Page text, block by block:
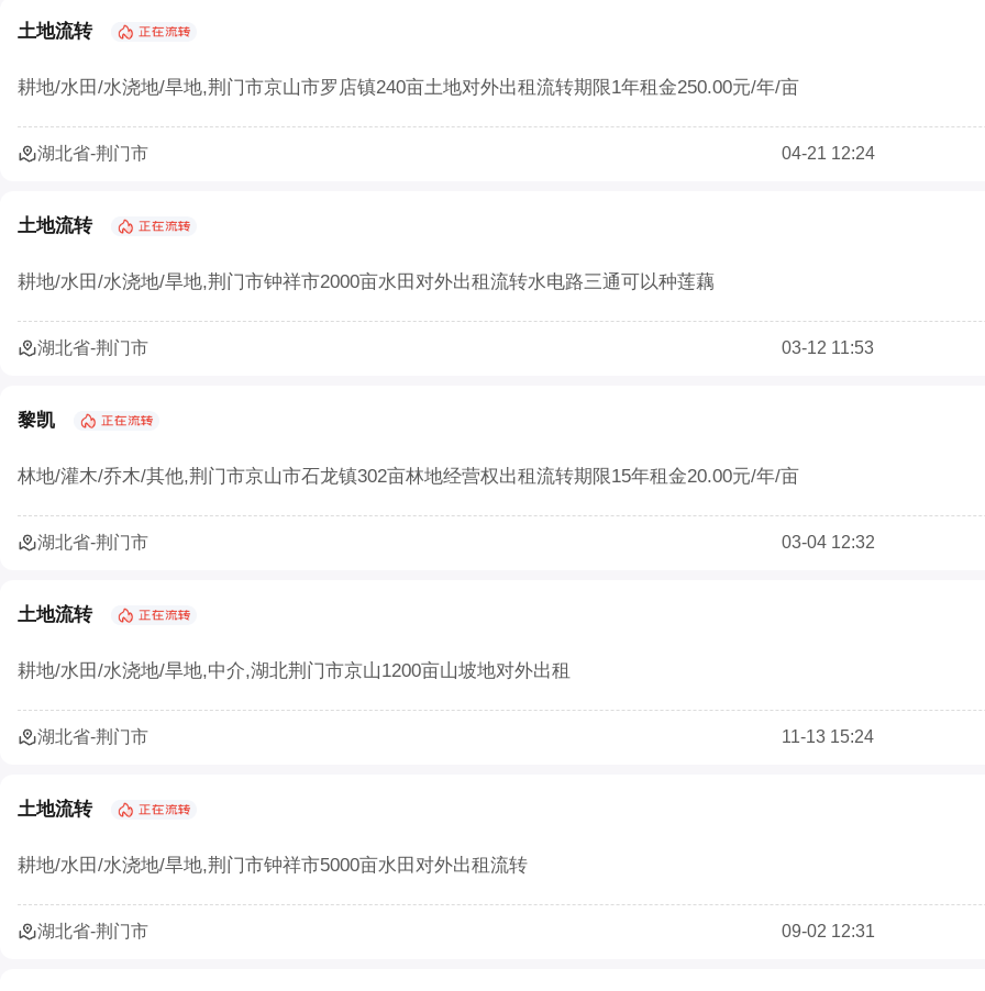
确保承包地经营权流转价格合理
土地流转怎样实施才能实现效益最大化？
北京市农村土地经营权流转价格模型正式发布
宁夏二轮土地延包1634万余亩承包农户涉及100万余户
土地流转
耕地/水田/水浇地/旱地,荆门市京山市罗店镇240亩土地对外出租流转期限1年租金250.00元/年/亩
湖北省-荆门市 04-21 12:24
土地流转
耕地/水田/水浇地/旱地,荆门市钟祥市2000亩水田对外出租流转水电路三通可以种莲藕
湖北省-荆门市 03-12 11:53
黎凯
林地/灌木/乔木/其他,荆门市京山市石龙镇302亩林地经营权出租流转期限15年租金20.00元/年/亩
湖北省-荆门市 03-04 12:32
土地流转
耕地/水田/水浇地/旱地,中介,湖北荆门市京山1200亩山坡地对外出租
湖北省-荆门市 11-13 15:24
土地流转
耕地/水田/水浇地/旱地,荆门市钟祥市5000亩水田对外出租流转
湖北省-荆门市 09-02 12:31